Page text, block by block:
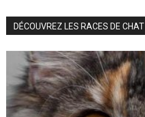
DÉCOUVREZ LES RACES DE CHAT